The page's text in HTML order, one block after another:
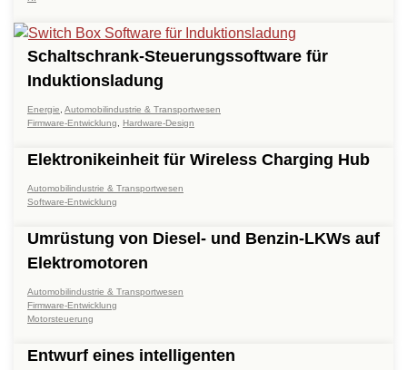
Schaltschrank-Steuerungssoftware für
Induktionsladung
Energie Automobilindustrie & Transportwesen
Firmware-Entwicklung
Hardware-Design
Elektronikeinheit für Wireless Charging Hub
Automobilindustrie & Transportwesen
Software-Entwicklung
Umrüstung von Diesel- und Benzin-LKWs auf
Elektromotoren
Automobilindustrie & Transportwesen
Firmware-Entwicklung
Motorsteuerung
Entwurf eines intelligenten